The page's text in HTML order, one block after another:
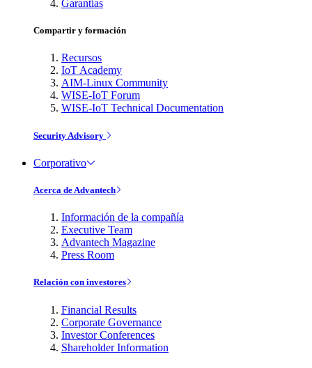
Garantías
Compartir y formación
Recursos
IoT Academy
AIM-Linux Community
WISE-IoT Forum
WISE-IoT Technical Documentation
Security Advisory
Corporativo
Acerca de Advantech
Información de la compañía
Executive Team
Advantech Magazine
Press Room
Relación con investores
Financial Results
Corporate Governance
Investor Conferences
Shareholder Information